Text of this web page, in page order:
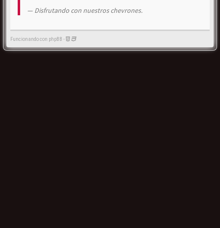
Disfrutando con nuestros chevrones.
Funcionando con phpBB -